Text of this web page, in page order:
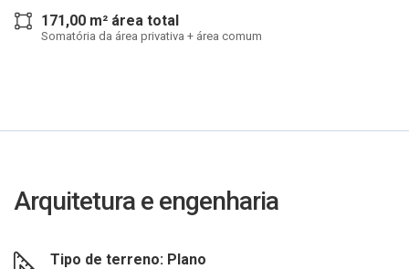
171,00 m² área total
Somatória da área privativa + área comum
Arquitetura e engenharia
Tipo de terreno: Plano